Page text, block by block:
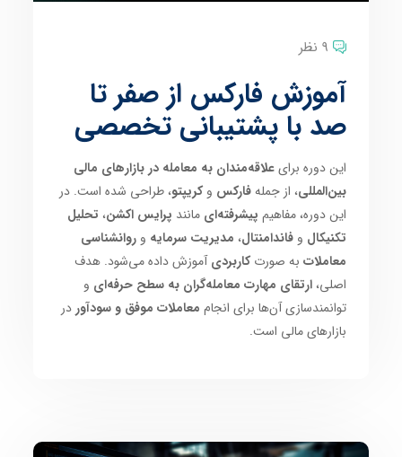
9 نظر
آموزش فارکس از صفر تا
صد با پشتیبانی تخصصی
این دوره برایعلاقه‌مندان به معامله در بازارهای مالی
بین‌المللی، از جملهفارکس وکریپتو، طراحی شده است. در
این دوره، مفاهیم پیشرفته‌ای مانند پرایس اکشن، تحلیل
تکنیکال وفاندامنتال، مدیریت سرمایه وروانشناسی
معاملات به صورتکاربردیآموزش داده می‌شود. هدف
اصلی،ارتقای مهارت معامله‌گران به سطح حرفه‌ای و
توانمندسازی آن‌ها برای انجام معاملات موفق و سودآوردر
بازارهای مالی است.